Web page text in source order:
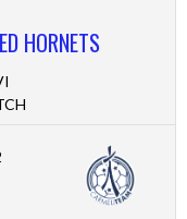
HORNETS